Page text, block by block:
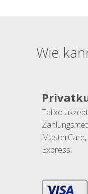
Wie
Talixo
Express.